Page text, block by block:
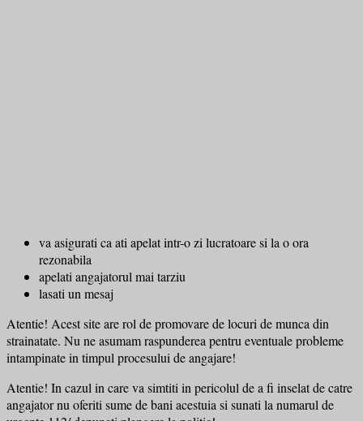
va asigurati ca ati apelat intr-o zi lucratoare si la o ora
rezonabila
apelati angajatorul mai tarziu
lasati un mesaj
Atentie! Acest site are rol de promovare de locuri de munca din
strainatate. Nu ne asumam raspunderea pentru eventuale probleme
intampinate in timpul procesului de angajare!
Atentie! In cazul in care va simtiti in pericolul de a fi inselat de catre
angajator nu oferiti sume de bani acestuia si sunati la numarul de